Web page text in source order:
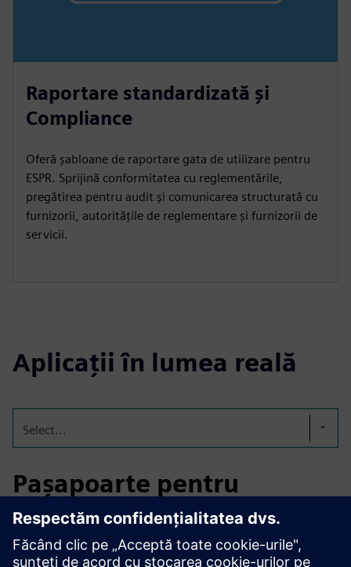
Raportare standardizată și
Compliance
Oferă șabloane de raportare gata de utilizare pentru
ESPR. Sprijină conformitatea cu reglementările,
pregătirea pentru audit și comunicarea structurată cu
furnizorii, autoritățile de reglementare și furnizorii de
servicii.
Aplicații în lumea reală
Select...
Pașapoarte pentru
echipamente digitale
SEP consolidează rapoartele de inspecție, jurnalele de